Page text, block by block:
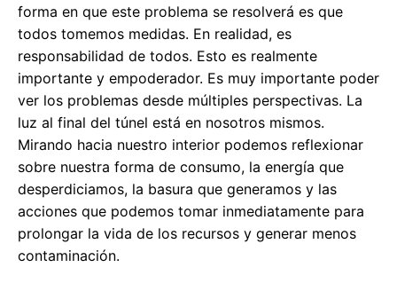
forma en que este problema se resolverá es que
todos tomemos medidas. En realidad, es
responsabilidad de todos. Esto es realmente
importante y empoderador. Es muy importante poder
ver los problemas desde múltiples perspectivas. La
luz al final del túnel está en nosotros mismos.
Mirando hacia nuestro interior podemos reflexionar
sobre nuestra forma de consumo, la energía que
desperdiciamos, la basura que generamos y las
acciones que podemos tomar inmediatamente para
prolongar la vida de los recursos y generar menos
contaminación.